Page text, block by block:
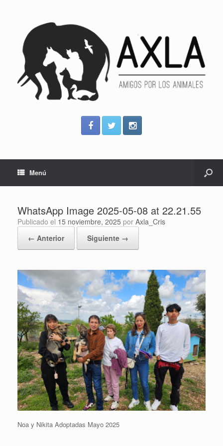
Menú
WhatsApp Image 2025-05-08 at 22.21.55
Publicado el 15 noviembre, 2025 por Axla_Cris
← Anterior
Siguiente →
Noa y Nikita Adoptadas Mayo 2025